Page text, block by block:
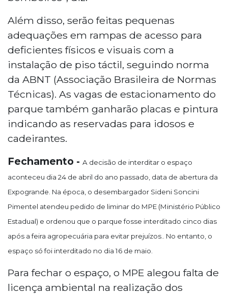
Além disso, serão feitas pequenas
adequações em rampas de acesso para
deficientes físicos e visuais com a
instalação de piso táctil, seguindo norma
da ABNT (Associação Brasileira de Normas
Técnicas). As vagas de estacionamento do
parque também ganharão placas e pintura
indicando as reservadas para idosos e
cadeirantes.
Fechamento - A decisão de interditar o espaço
aconteceu dia 24 de abril do ano passado, data de abertura da
Expogrande. Na época, o desembargador Sideni Soncini
Pimentel atendeu pedido de liminar do MPE (Ministério Público
Estadual) e ordenou que o parque fosse interditado cinco dias
após a feira agropecuária para evitar prejuízos.. No entanto, o
espaço só foi interditado no dia 16 de maio.
Para fechar o espaço, o MPE alegou falta de
licença ambiental na realização dos